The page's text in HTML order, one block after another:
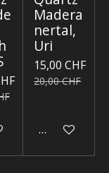
au panier
Madera
nertal,
Uri
15,00 CHF
20,00 CHF
Ajouter au